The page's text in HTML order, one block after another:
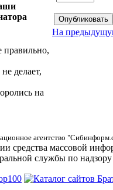
правильно,
делает,
на
На
агентство
средства массовой
службы по